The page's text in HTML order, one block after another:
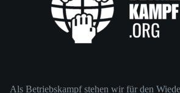
Als Betriebskampf stehen wir für den